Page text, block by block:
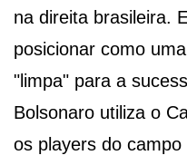
na direita brasileira.
posicionar como
"limpa" para a
Bolsonaro utiliza o
os players do